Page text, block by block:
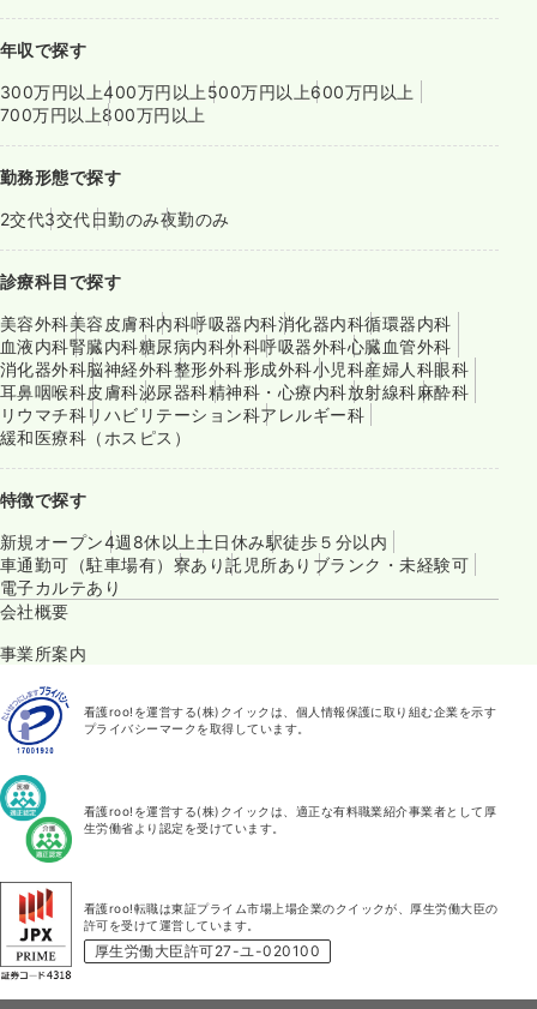
年収で探す
300万円以上400万円以上 500万円以上600万円以上
700万円以上800万円以上
勤務形態で探す
2交代3交代日勤のみ夜勤のみ
診療科目で探す
美容外科美容皮膚科内科呼吸器内科消化器内科循環器内科
血液内科腎臓内科糖尿病内科外科呼吸器外科心臓血管外科
消化器外科脳神経外科整形外科形成外科小児科産婦人科眼科
耳鼻咽喉科皮膚科泌尿器科精神科・心療内科放射線科麻酔科
リウマチ科リハビリテーション科アレルギー科
緩和医療科（ホスピス）
特徴で探す
新規オープン4週8休以上 土日休み駅徒歩５分以内
車通勤可（駐車場有） 寮あり託児所あり ブランク・未経験可
電子カルテあり
会社概要
事業所案内
看護roo!を運営する(株)クイックは、個人情報保護に取り組む企業を示す
プライバシーマークを取得しています。
看護roo!を運営する(株)クイックは、適正な有料職業紹介事業者として厚
生労働省より認定を受けています。
看護roo!転職は東証プライム市場上場企業のクイックが、厚生労働大臣の
許可を受けて運営しています。
厚生労働大臣許可27-ユ-020100